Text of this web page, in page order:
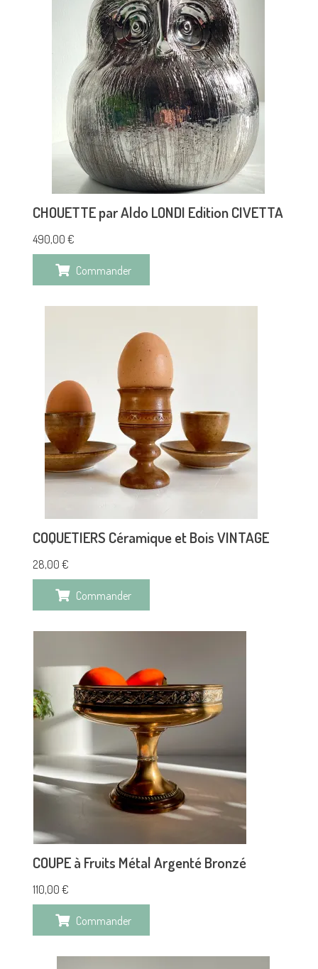
CHOUETTE par Aldo LONDI Edition CIVETTA
490,00 €
Commander
COQUETIERS Céramique et Bois VINTAGE
28,00 €
Commander
COUPE à Fruits Métal Argenté Bronzé
110,00 €
Commander